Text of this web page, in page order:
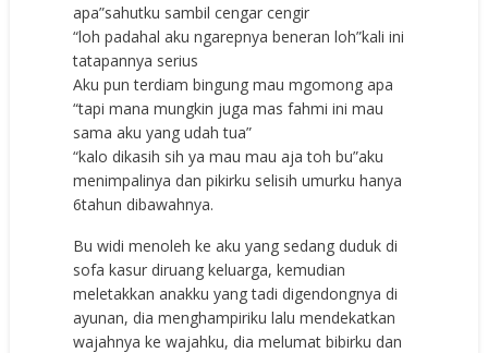
apa”sahutku sambil cengar cengir
“loh padahal aku ngarepnya beneran loh”kali ini
tatapannya serius
Aku pun terdiam bingung mau mgomong apa
“tapi mana mungkin juga mas fahmi ini mau
sama aku yang udah tua”
“kalo dikasih sih ya mau mau aja toh bu”aku
menimpalinya dan pikirku selisih umurku hanya
6tahun dibawahnya.
Bu widi menoleh ke aku yang sedang duduk di
sofa kasur diruang keluarga, kemudian
meletakkan anakku yang tadi digendongnya di
ayunan, dia menghampiriku lalu mendekatkan
wajahnya ke wajahku, dia melumat bibirku dan